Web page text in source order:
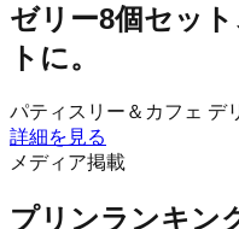
ゼリー8個セッ
トに。
パティスリー＆カフェ デ
詳細を見る
メディア掲載
プリンランキン